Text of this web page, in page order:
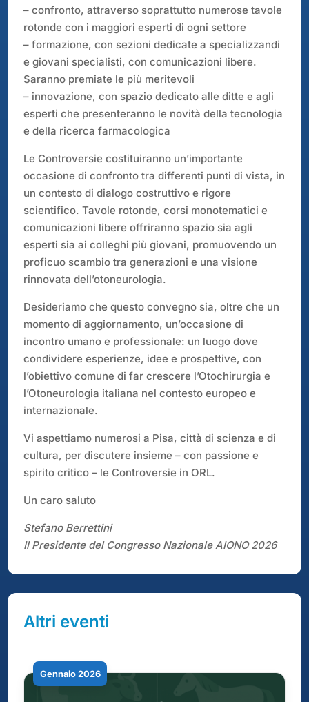
– confronto, attraverso soprattutto numerose tavole
rotonde con i maggiori esperti di ogni settore
– formazione, con sezioni dedicate a specializzandi
e giovani specialisti, con comunicazioni libere.
Saranno premiate le più meritevoli
– innovazione, con spazio dedicato alle ditte e agli
esperti che presenteranno le novità della tecnologia
e della ricerca farmacologica
Le Controversie costituiranno un’importante
occasione di confronto tra differenti punti di vista, in
un contesto di dialogo costruttivo e rigore
scientifico. Tavole rotonde, corsi monotematici e
comunicazioni libere offriranno spazio sia agli
esperti sia ai colleghi più giovani, promuovendo un
proficuo scambio tra generazioni e una visione
rinnovata dell’otoneurologia.
Desideriamo che questo convegno sia, oltre che un
momento di aggiornamento, un’occasione di
incontro umano e professionale: un luogo dove
condividere esperienze, idee e prospettive, con
l’obiettivo comune di far crescere l’Otochirurgia e
l’Otoneurologia italiana nel contesto europeo e
internazionale.
Vi aspettiamo numerosi a Pisa, città di scienza e di
cultura, per discutere insieme – con passione e
spirito critico – le Controversie in ORL.
Un caro saluto
Stefano Berrettini
Il Presidente del Congresso Nazionale AIONO 2026
Altri eventi
Gennaio 2026